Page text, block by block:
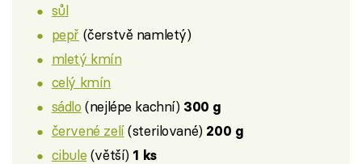
sůl
pepř (čerstvě namletý)
mletý kmín
celý kmín
sádlo (nejlépe kachní) 300 g
červené zelí(sterilované) 200 g
cibule (větší) 1 ks